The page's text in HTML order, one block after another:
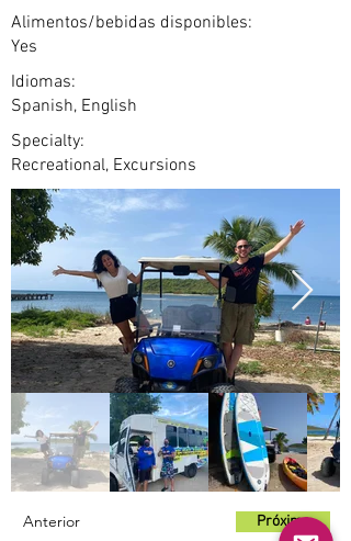
Alimentos/bebidas disponibles:
Yes
Idiomas:
Spanish, English
Specialty:
Recreational, Excursions
Anterior Próximo